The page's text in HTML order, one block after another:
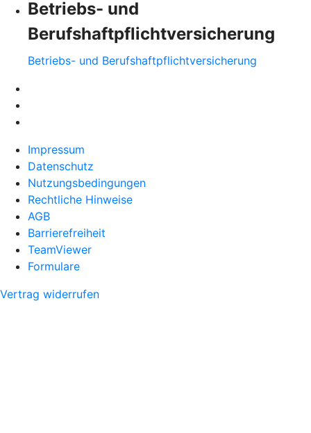
Betriebs- und
Berufshaftpflichtversicherung
Betriebs- und Berufshaftpflichtversicherung
Impressum
Datenschutz
Nutzungsbedingungen
Rechtliche Hinweise
AGB
Barrierefreiheit
TeamViewer
Formulare
Vertrag widerrufen